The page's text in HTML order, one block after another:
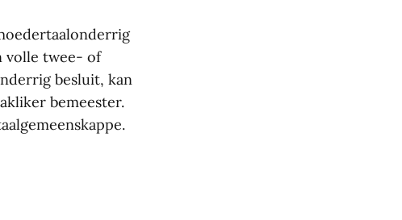
volle twee- of
besluit, kan
bemeester.